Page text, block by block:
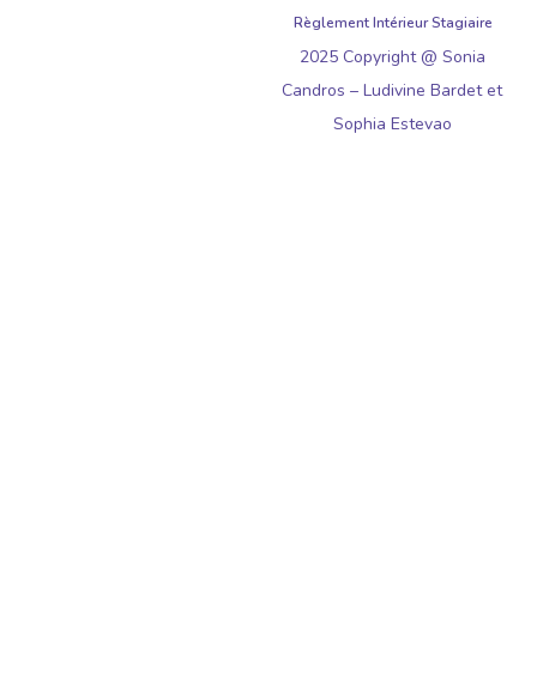
Règlement Intérieur Stagiaire
2025 Copyright @ Sonia
Candros – Ludivine Bardet et
Sophia Estevao